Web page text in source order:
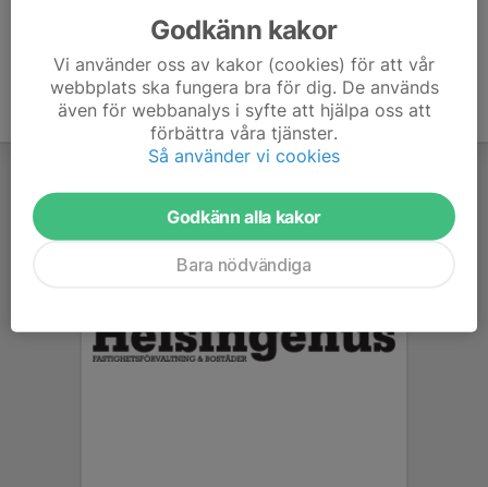
Godkänn kakor
Vi använder oss av kakor (cookies) för att vår
webbplats ska fungera bra för dig. De används
även för webbanalys i syfte att hjälpa oss att
förbättra våra tjänster.
Så använder vi cookies
Godkänn alla kakor
Bara nödvändiga